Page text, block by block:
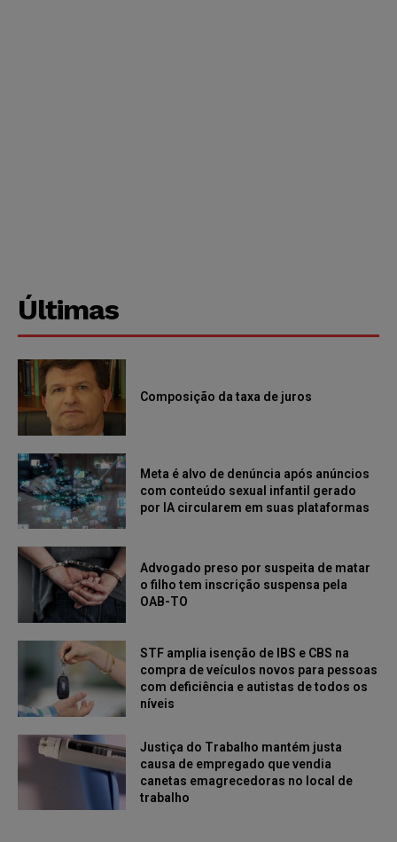
Últimas
Composição da taxa de juros
Meta é alvo de denúncia após anúncios
com conteúdo sexual infantil gerado
por IA circularem em suas plataformas
Advogado preso por suspeita de matar
o filho tem inscrição suspensa pela
OAB-TO
STF amplia isenção de IBS e CBS na
compra de veículos novos para pessoas
com deficiência e autistas de todos os
níveis
Justiça do Trabalho mantém justa
causa de empregado que vendia
canetas emagrecedoras no local de
trabalho